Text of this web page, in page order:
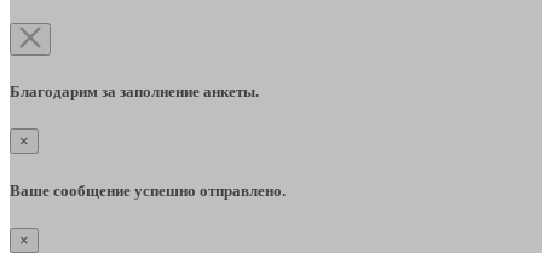
Благодарим за заполнение анкеты.
×
Ваше сообщение успешно отправлено.
×